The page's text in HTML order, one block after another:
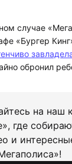
случае
«Бургер
обронил
на наш
где
и